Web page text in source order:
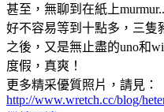
甚至，無聊到在紙上
好不容易等到十點多，三隻
之後，又是無止盡的uno和
度假，真爽！
更多精采優質照片，請見：
http://www.wretch.cc/blog/